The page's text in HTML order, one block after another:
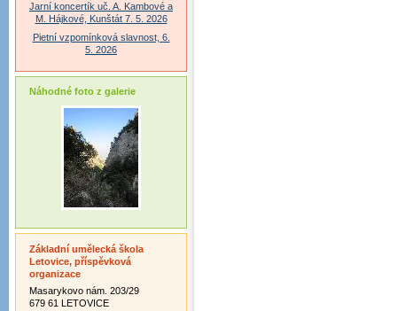
Jarní koncertík uč. A. Kambové a
M. Hájkové, Kunštát 7. 5. 2026
Pietní vzpomínková slavnost, 6.
5. 2026
Náhodné foto z galerie
Základní umělecká škola
Letovice, příspěvková
organizace
Masarykovo nám. 203/29
679 61 LETOVICE